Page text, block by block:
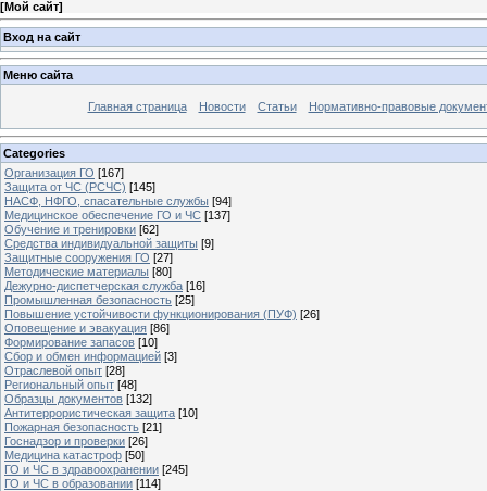
[Мой сайт]
Вход на сайт
Меню сайта
Главная страница Новости Статьи Нормативно-правовые
Categories
Организация ГО [167]
Защита от ЧС (РСЧС) [145]
НАСФ, НФГО, спасательные службы [94]
Медицинское обеспечение ГО и ЧС [137]
Обучение и тренировки [62]
Средства индивидуальной защиты [9]
Защитные сооружения ГО [27]
Методические материалы [80]
Дежурно-диспетчерская служба [16]
Промышленная безопасность [25]
Повышение устойчивости функционирования (ПУФ) [26]
Оповещение и эвакуация [86]
Формирование запасов [10]
Сбор и обмен информацией [3]
Отраслевой опыт [28]
Региональный опыт [48]
Образцы документов [132]
Антитеррористическая защита [10]
Пожарная безопасность [21]
Госнадзор и проверки [26]
Медицина катастроф [50]
ГО и ЧС в здравоохранении [245]
ГО и ЧС в образовании [114]